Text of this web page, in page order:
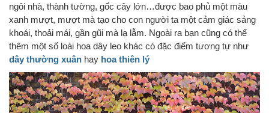
ngôi nhà, thành tường, gốc cây lớn…được bao phủ một màu
xanh mượt, mượt mà tạo cho con người ta một cảm giác sảng
khoái, thoải mái, gần gũi mà lạ lẫm. Ngoài ra bạn cũng có thể
thêm một số loài hoa dây leo khác có đặc điểm tương tự như
dây thường xuân hay hoa thiên lý